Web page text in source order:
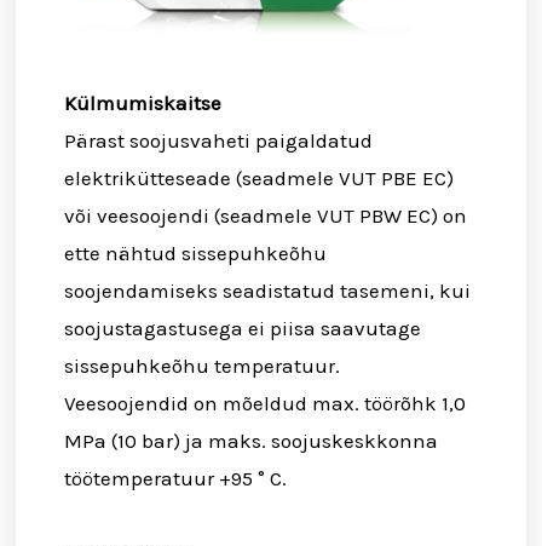
Külmumiskaitse
Pärast soojusvaheti paigaldatud
elektrikütteseade (seadmele VUT PBE EC)
või veesoojendi (seadmele VUT PBW EC) on
ette nähtud sissepuhkeõhu
soojendamiseks seadistatud tasemeni, kui
soojustagastusega ei piisa saavutage
sissepuhkeõhu temperatuur.
Veesoojendid on mõeldud max. töörõhk 1,0
MPa (10 bar) ja maks. soojuskeskkonna
töötemperatuur +95 ° C.